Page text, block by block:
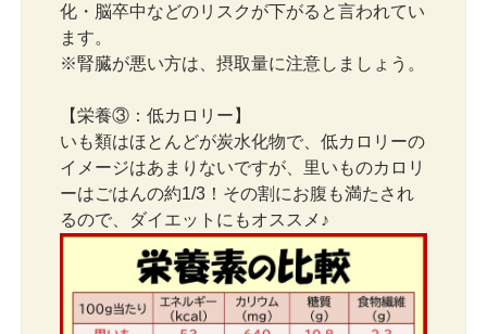
化・脳卒中などのリスクが下がると言われてい
ます。
※腎臓が悪い方は、摂取量に注意しましょう。
【栄養③：低カロリー】
いも類はほとんどが炭水化物で、低カロリーの
イメージはあまりないですが、里いものカロリ
ーはごはんの約1/3！その割にお腹も満たされ
るので、ダイエットにもオススメ♪